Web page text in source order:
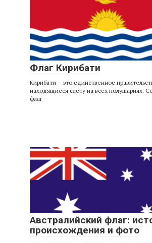
Флаг Кирибати
Кирибати – это единственное
находящиеся слету на всех полушариях.
флаг
Австралийский флаг:
происхождения и фото